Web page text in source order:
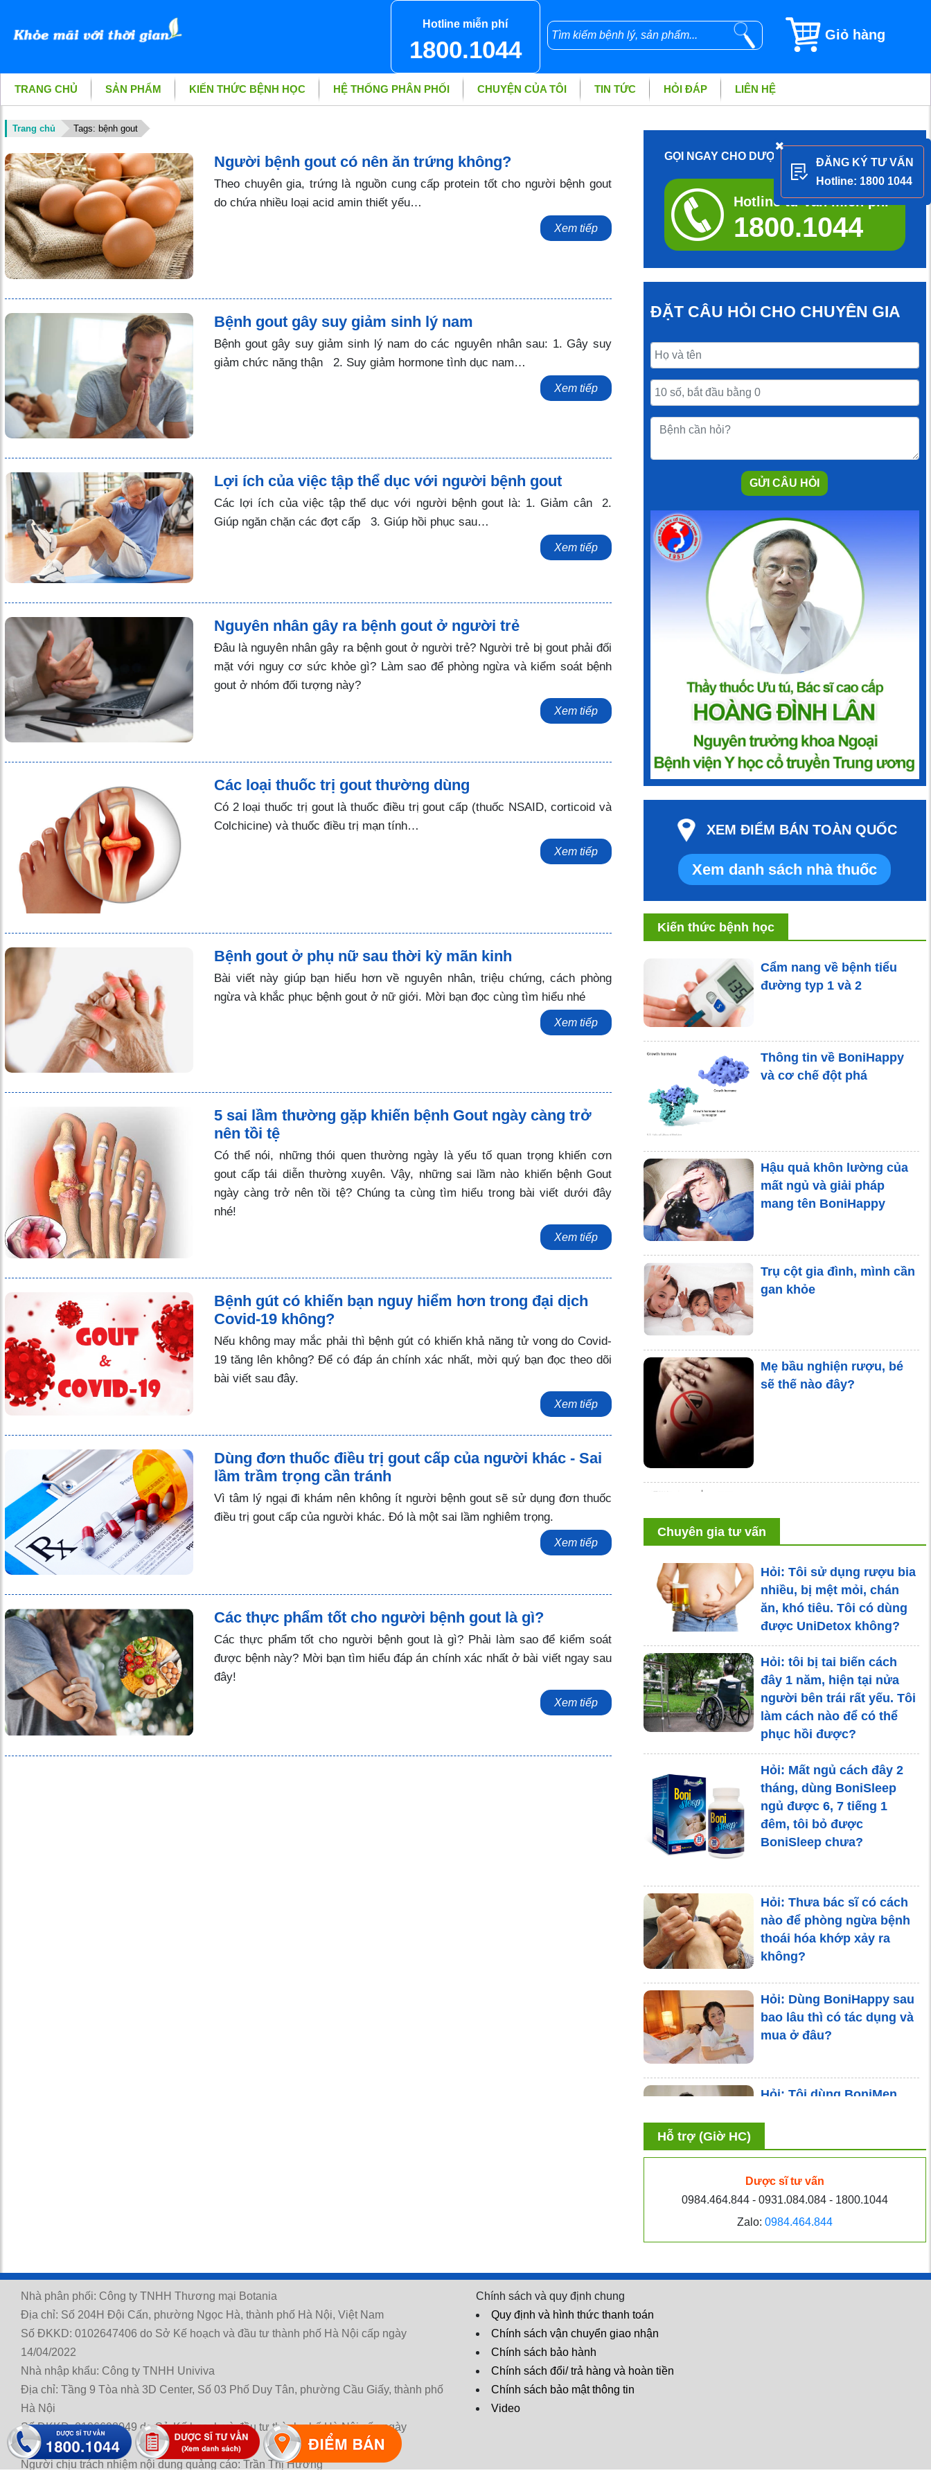
Hotline miễn phí
1800.1044
Giỏ hàng
TRANG CHỦ SẢN PHẨM KIẾN THỨC BỆNH HỌC HỆ THỐNG PHÂN PHỐI CHUYỆN CỦA TÔI TIN TỨC HỎI ĐÁP LIÊN HỆ
Trang chủ Tags: bệnh gout
Người bệnh gout có nên ăn trứng không?
Theo chuyên gia, trứng là nguồn cung cấp protein tốt cho người bệnh gout
do chứa nhiều loại acid amin thiết yếu…
Xem tiếp
Bệnh gout gây suy giảm sinh lý nam
Bệnh gout gây suy giảm sinh lý nam do các nguyên nhân sau: 1. Gây suy
giảm chức năng thận 2. Suy giảm hormone tình dục nam…
Xem tiếp
Lợi ích của việc tập thể dục với người bệnh gout
Các lợi ích của việc tập thể dục với người bệnh gout là: 1. Giảm cân 2.
Giúp ngăn chặn các đợt cấp 3. Giúp hồi phục sau…
Xem tiếp
Nguyên nhân gây ra bệnh gout ở người trẻ
Đâu là nguyên nhân gây ra bệnh gout ở người trẻ? Người trẻ bị gout phải đối
mặt với nguy cơ sức khỏe gì? Làm sao để phòng ngừa và kiểm soát bệnh
gout ở nhóm đối tượng này?
Xem tiếp
Các loại thuốc trị gout thường dùng
Có 2 loại thuốc trị gout là thuốc điều trị gout cấp (thuốc NSAID, corticoid và
Colchicine) và thuốc điều trị mạn tính…
Xem tiếp
Bệnh gout ở phụ nữ sau thời kỳ mãn kinh
Bài viết này giúp bạn hiểu hơn về nguyên nhân, triệu chứng, cách phòng
ngừa và khắc phục bệnh gout ở nữ giới. Mời bạn đọc cùng tìm hiểu nhé
Xem tiếp
5 sai lầm thường gặp khiến bệnh Gout ngày càng trở
nên tồi tệ
Có thể nói, những thói quen thường ngày là yếu tố quan trọng khiến cơn
gout cấp tái diễn thường xuyên. Vậy, những sai lầm nào khiến bệnh Gout
ngày càng trở nên tồi tệ? Chúng ta cùng tìm hiểu trong bài viết dưới đây
nhé!
Xem tiếp
Bệnh gút có khiến bạn nguy hiểm hơn trong đại dịch
Covid-19 không?
Nếu không may mắc phải thì bệnh gút có khiến khả năng tử vong do Covid-
19 tăng lên không? Để có đáp án chính xác nhất, mời quý bạn đọc theo dõi
bài viết sau đây.
Xem tiếp
Dùng đơn thuốc điều trị gout cấp của người khác - Sai
lầm trầm trọng cần tránh
Vì tâm lý ngại đi khám nên không ít người bệnh gout sẽ sử dụng đơn thuốc
điều trị gout cấp của người khác. Đó là một sai lầm nghiêm trọng.
Xem tiếp
Các thực phẩm tốt cho người bệnh gout là gì?
Các thực phẩm tốt cho người bệnh gout là gì? Phải làm sao để kiểm soát
được bệnh này? Mời bạn tìm hiểu đáp án chính xác nhất ở bài viết ngay sau
đây!
Xem tiếp
GỌI NGAY CHO DƯỢC SĨ ĐỂ ĐƯỢC TƯ VẤN
Hotline tư vấn miễn phí
1800.1044
ĐẶT CÂU HỎI CHO CHUYÊN GIA
GỬI CÂU HỎI
XEM ĐIỂM BÁN TOÀN QUỐC
Xem danh sách nhà thuốc
Kiến thức bệnh học
Cẩm nang về bệnh tiểu
đường typ 1 và 2
Thông tin về BoniHappy
và cơ chế đột phá
Hậu quả khôn lường của
mất ngủ và giải pháp
mang tên BoniHappy
Trụ cột gia đình, mình cần
gan khỏe
Mẹ bầu nghiện rượu, bé
sẽ thế nào đây?
sưng như quả quýt
Suy giảm trí nhớ - Căn
bệnh nguy hiểm của cuộc
sống hiện đại
Bệnh khớp trong mùa rét
Chuyên gia tư vấn
Hỏi: Tôi sử dụng rượu bia
nhiều, bị mệt mỏi, chán
ăn, khó tiêu. Tôi có dùng
được UniDetox không?
Hỏi: tôi bị tai biến cách
đây 1 năm, hiện tại nửa
người bên trái rất yếu. Tôi
làm cách nào để có thể
phục hồi được?
Hỏi: Mất ngủ cách đây 2
tháng, dùng BoniSleep
ngủ được 6, 7 tiếng 1
đêm, tôi bỏ được
BoniSleep chưa?
Hỏi: Thưa bác sĩ có cách
nào để phòng ngừa bệnh
thoái hóa khớp xảy ra
không?
Hỏi: Dùng BoniHappy sau
bao lâu thì có tác dụng và
mua ở đâu?
Hỏi: Tôi dùng BoniMen
đều giảm. Tôi cần dùng
Hỏi: Tôi 35 tuổi nhưng đã
giảm ham muốn, cơ thể
Hỏi: Nếu người nghiện mà
Hỗ trợ (Giờ HC)
Dược sĩ tư vấn
0984.464.844 - 0931.084.084 - 1800.1044
Zalo: 0984.464.844
Nhà phân phối: Công ty TNHH Thương mại Botania
Địa chỉ: Số 204H Đội Cấn, phường Ngọc Hà, thành phố Hà Nội, Việt Nam
Số ĐKKD: 0102647406 do Sở Kế hoạch và đầu tư thành phố Hà Nội cấp ngày
14/04/2022
Nhà nhập khẩu: Công ty TNHH Univiva
Địa chỉ: Tầng 9 Tòa nhà 3D Center, Số 03 Phố Duy Tân, phường Cầu Giấy, thành phố
Hà Nội
Số ĐKKD: 0106698049 do Sở Kế hoạch và đầu tư thành phố Hà Nội cấp ngày
21/11/2014
Người chịu trách nhiệm nội dung quảng cáo: Trần Thị Hường
Chính sách và quy định chung
Quy định và hình thức thanh toán
Chính sách vận chuyển giao nhận
Chính sách bảo hành
Chính sách đổi/ trả hàng và hoàn tiền
Chính sách bảo mật thông tin
Video
ĐĂNG KÝ TƯ VẤN
Hotline: 1800 1044